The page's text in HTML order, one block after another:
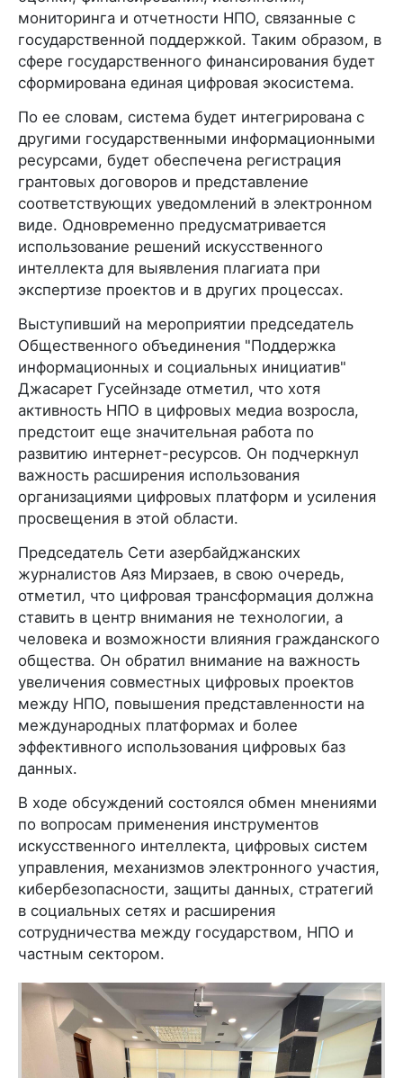
мониторинга и отчетности НПО, связанные с
государственной поддержкой. Таким образом, в
сфере государственного финансирования будет
сформирована единая цифровая экосистема.
По ее словам, система будет интегрирована с
другими государственными информационными
ресурсами, будет обеспечена регистрация
грантовых договоров и представление
соответствующих уведомлений в электронном
виде. Одновременно предусматривается
использование решений искусственного
интеллекта для выявления плагиата при
экспертизе проектов и в других процессах.
Выступивший на мероприятии председатель
Общественного объединения "Поддержка
информационных и социальных инициатив"
Джасарет Гусейнзаде отметил, что хотя
активность НПО в цифровых медиа возросла,
предстоит еще значительная работа по
развитию интернет-ресурсов. Он подчеркнул
важность расширения использования
организациями цифровых платформ и усиления
просвещения в этой области.
Председатель Сети азербайджанских
журналистов Аяз Мирзаев, в свою очередь,
отметил, что цифровая трансформация должна
ставить в центр внимания не технологии, а
человека и возможности влияния гражданского
общества. Он обратил внимание на важность
увеличения совместных цифровых проектов
между НПО, повышения представленности на
международных платформах и более
эффективного использования цифровых баз
данных.
В ходе обсуждений состоялся обмен мнениями
по вопросам применения инструментов
искусственного интеллекта, цифровых систем
управления, механизмов электронного участия,
кибербезопасности, защиты данных, стратегий
в социальных сетях и расширения
сотрудничества между государством, НПО и
частным сектором.